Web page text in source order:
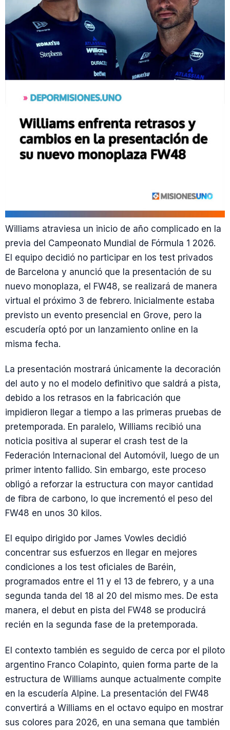
Williams atraviesa un inicio de año complicado en la
previa del Campeonato Mundial de Fórmula 1 2026.
El equipo decidió no participar en los test privados
de Barcelona y anunció que la presentación de su
nuevo monoplaza, el FW48, se realizará de manera
virtual el próximo 3 de febrero. Inicialmente estaba
previsto un evento presencial en Grove, pero la
escudería optó por un lanzamiento online en la
misma fecha.
La presentación mostrará únicamente la decoración
del auto y no el modelo definitivo que saldrá a pista,
debido a los retrasos en la fabricación que
impidieron llegar a tiempo a las primeras pruebas de
pretemporada. En paralelo, Williams recibió una
noticia positiva al superar el crash test de la
Federación Internacional del Automóvil, luego de un
primer intento fallido. Sin embargo, este proceso
obligó a reforzar la estructura con mayor cantidad
de fibra de carbono, lo que incrementó el peso del
FW48 en unos 30 kilos.
El equipo dirigido por James Vowles decidió
concentrar sus esfuerzos en llegar en mejores
condiciones a los test oficiales de Baréin,
programados entre el 11 y el 13 de febrero, y a una
segunda tanda del 18 al 20 del mismo mes. De esta
manera, el debut en pista del FW48 se producirá
recién en la segunda fase de la pretemporada.
El contexto también es seguido de cerca por el piloto
argentino Franco Colapinto, quien forma parte de la
estructura de Williams aunque actualmente compite
en la escudería Alpine. La presentación del FW48
convertirá a Williams en el octavo equipo en mostrar
sus colores para 2026, en una semana que también